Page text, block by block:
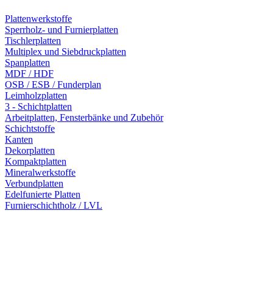
Plattenwerkstoffe
Sperrholz- und Furnierplatten
Tischlerplatten
Multiplex und Siebdruckplatten
Spanplatten
MDF / HDF
OSB / ESB / Funderplan
Leimholzplatten
3 - Schichtplatten
Arbeitplatten, Fensterbänke und Zubehör
Schichtstoffe
Kanten
Dekorplatten
Kompaktplatten
Mineralwerkstoffe
Verbundplatten
Edelfunierte Platten
Furnierschichtholz / LVL